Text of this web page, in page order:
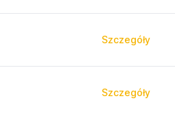
Szczegóły
Szczegóły